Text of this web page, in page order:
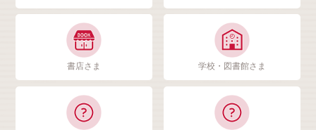
書店さま 学校・図書館さま